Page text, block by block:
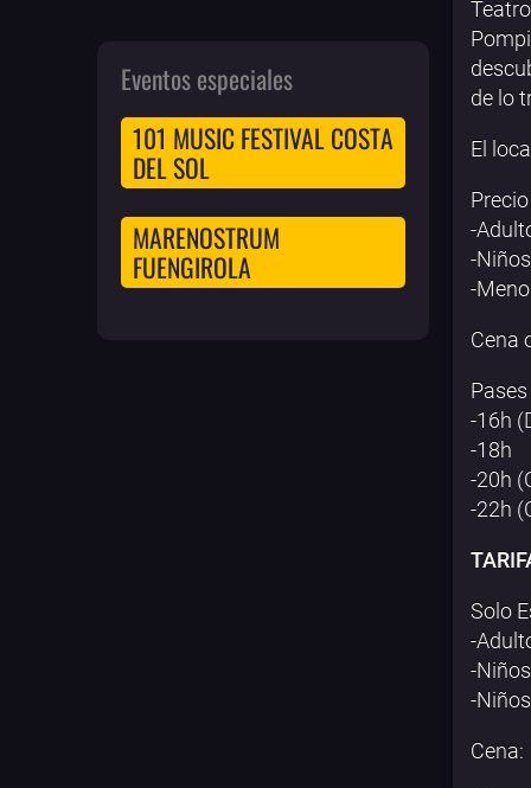
de lo
El
-
-
-
Cena
-16h
-18h
-20h
-22h
Solo
-
-
-
Cena:
Eventos especiales
101 MUSIC FESTIVAL COSTA
DEL SOL
MARENOSTRUM
FUENGIROLA